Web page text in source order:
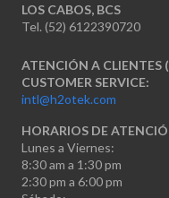
LOS CABOS, BCS
Tel. (52) 6122390720
ATENCIÓN A CLIENTES
CUSTOMER SERVICE:
intl@h2otek.com
HORARIOS DE
Lunes a Viernes:
8:30 am a 1:30 pm
2:30 pm a 6:00 pm